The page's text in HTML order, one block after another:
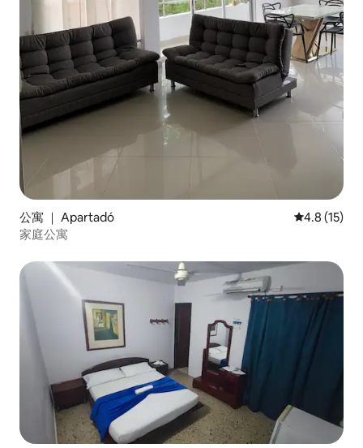
公寓 ｜ Apartadó 平均评分
4.8 (15)
家庭公寓